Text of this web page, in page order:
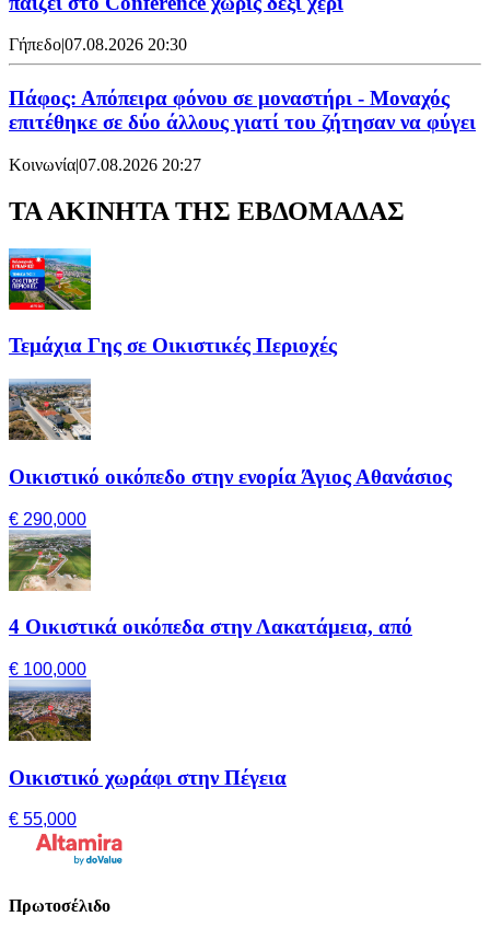
Γήπεδο|07.08.2026 20:30
Πάφος: Απόπειρα φόνου σε μοναστήρι - Μοναχός
επιτέθηκε σε δύο άλλους γιατί του ζήτησαν να φύγει
Κοινωνία|07.08.2026 20:27
ΤΑ ΑΚΙΝΗΤΑ ΤΗΣ ΕΒΔΟΜΑΔΑΣ
Τεμάχια Γης σε Οικιστικές Περιοχές
Οικιστικό οικόπεδο στην ενορία Άγιος Αθανάσιος
€ 290,000
4 Οικιστικά οικόπεδα στην Λακατάμεια, από
€ 100,000
Οικιστικό χωράφι στην Πέγεια
€ 55,000
Πρωτοσέλιδο